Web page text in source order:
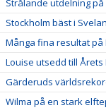
Stockholm bäst i
Många fina resultat på
Louise utsedd till
Gärderuds
Wilma på en stark